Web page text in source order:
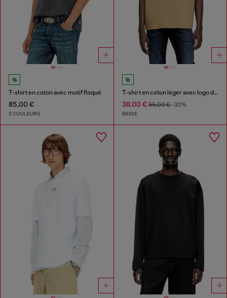
T-shirt en coton avec motif floqué
85,00 €
2 COULEURS
T-shirt en coton léger avec logo délavé
38,00 €55,00 €-30%
BEIGE